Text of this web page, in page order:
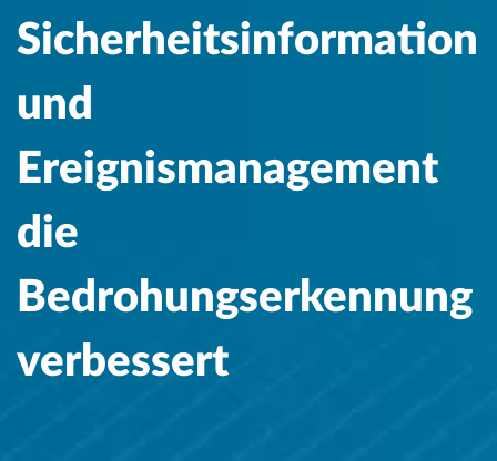
Sicherheitsinformation
und
Ereignismanagement
die
Bedrohungserkennung
verbessert